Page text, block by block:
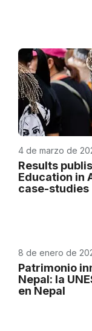
4 de marzo de
Results
Education in
case-studies
8 de enero de
Patrimonio
Nepal: la
en Nepal